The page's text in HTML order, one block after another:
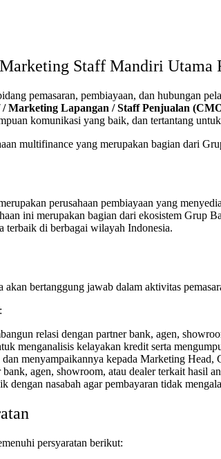
Staff Mandiri Utama
pemasaran, pembiayaan, dan hubungan
Marketing Lapangan / Staff Penjualan
komunikasi yang baik, dan tertantang
multifinance yang merupakan bagian dari
perusahaan pembiayaan yang
ini merupakan bagian dari ekosistem Grup
terbaik di berbagai wilayah Indonesia.
bertanggung jawab dalam aktivitas
relasi dengan partner bank, agen,
menganalisis kelayakan kredit serta
menyampaikannya kepada Marketing Head,
agen, showroom, atau dealer terkait hasil
dengan nasabah agar pembayaran tidak
persyaratan berikut: